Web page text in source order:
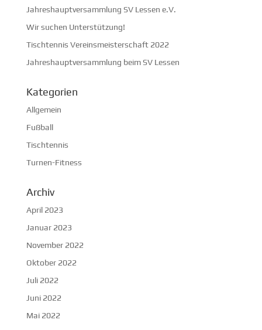
Jahreshauptversammlung SV Lessen e.V.
Wir suchen Unterstützung!
Tischtennis Vereinsmeisterschaft 2022
Jahreshauptversammlung beim SV Lessen
Kategorien
Allgemein
Fußball
Tischtennis
Turnen-Fitness
Archiv
April 2023
Januar 2023
November 2022
Oktober 2022
Juli 2022
Juni 2022
Mai 2022